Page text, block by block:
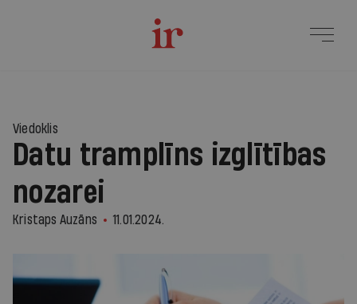
Viedoklis
Datu tramplīns izglītības
nozarei
Kristaps Auzāns 11.01.2024.